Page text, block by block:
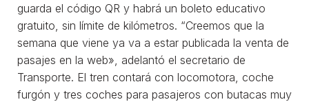
guarda el código QR y habrá un boleto educativo
gratuito, sin límite de kilómetros. “Creemos que la
semana que viene ya va a estar publicada la venta de
pasajes en la web», adelantó el secretario de
Transporte. El tren contará con locomotora, coche
furgón y tres coches para pasajeros con butacas muy